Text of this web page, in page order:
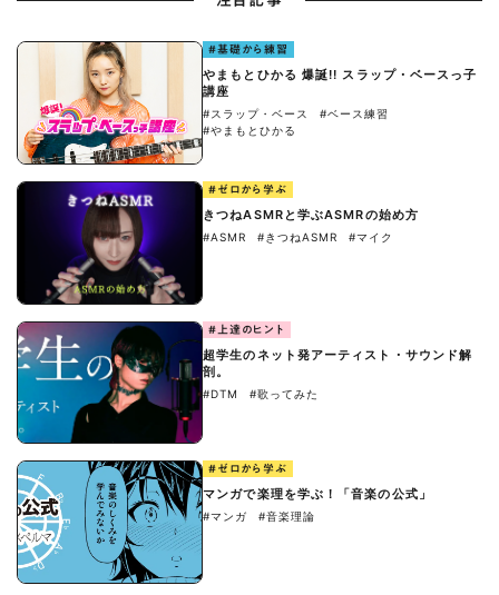
#基礎から練習
やまもとひかる 爆誕!! スラップ・ベースっ子
講座
#スラップ・ベース
#ベース練習
#やまもとひかる
#ゼロから学ぶ
きつねASMRと学ぶASMRの始め方
#ASMR #きつねASMR #マイク
#上達のヒント
超学生のネット発アーティスト・サウンド解
剖。
#DTM #歌ってみた
#ゼロから学ぶ
マンガで楽理を学ぶ！「音楽の公式」
#マンガ #音楽理論